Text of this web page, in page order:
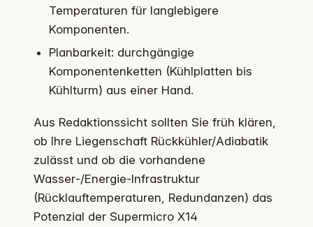
Temperaturen für langlebigere
Komponenten.
Planbarkeit: durchgängige
Komponentenketten (Kühlplatten bis
Kühlturm) aus einer Hand.
Aus Redaktionssicht sollten Sie früh klären,
ob Ihre Liegenschaft Rückkühler/Adiabatik
zulässt und ob die vorhandene
Wasser‑/Energie‑Infrastruktur
(Rücklauftemperaturen, Redundanzen) das
Potenzial der Supermicro X14